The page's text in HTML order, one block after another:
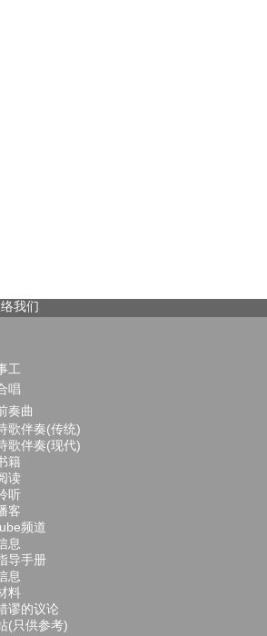
我们
工
唱
奏曲
歌伴奏(传统)
歌伴奏(现代)
籍
读
听
客
频道
息
导手册
息
料
谬的议论
(只供参考)